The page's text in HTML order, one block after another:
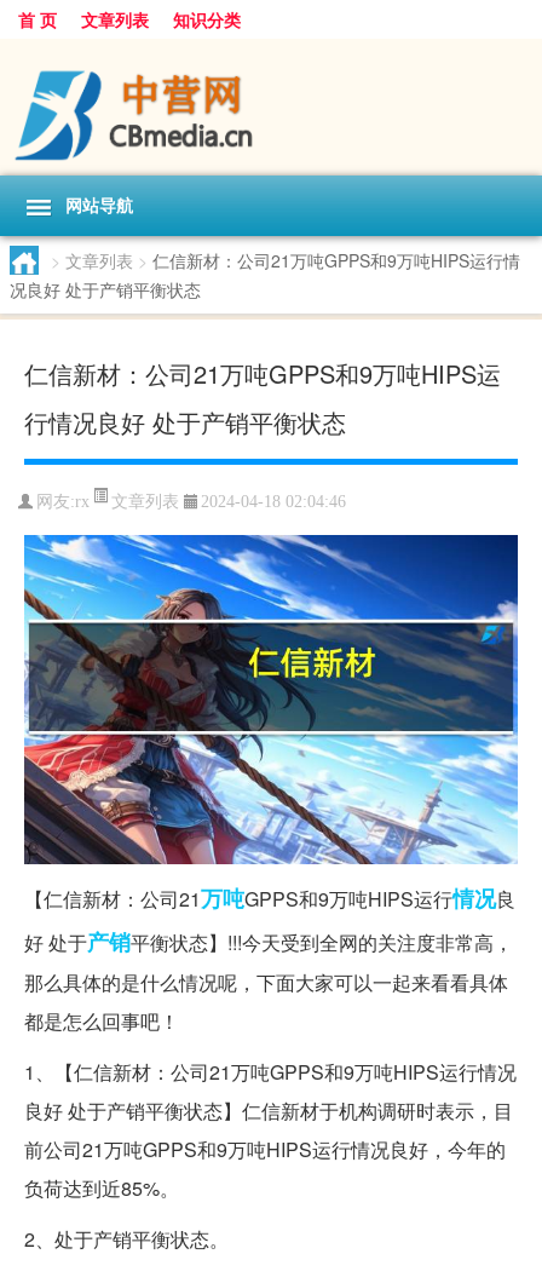
首 页 文章列表 知识分类
网站导航
> 文章列表 > 仁信新材：公司21万吨GPPS和9万吨HIPS运行情
况良好 处于产销平衡状态
仁信新材：公司21万吨GPPS和9万吨HIPS运
行情况良好 处于产销平衡状态
网友:rx 文章列表 2024-04-18 02:04:46
【仁信新材：公司21万吨GPPS和9万吨HIPS运行情况良
好 处于产销平衡状态】!!!今天受到全网的关注度非常高，
那么具体的是什么情况呢，下面大家可以一起来看看具体
都是怎么回事吧！
1、【仁信新材：公司21万吨GPPS和9万吨HIPS运行情况
良好 处于产销平衡状态】仁信新材于机构调研时表示，目
前公司21万吨GPPS和9万吨HIPS运行情况良好，今年的
负荷达到近85%。
2、处于产销平衡状态。